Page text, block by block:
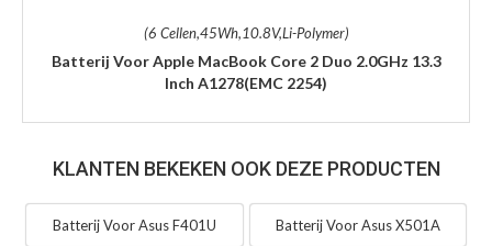
(6 Cellen,45Wh,10.8V,Li-Polymer)
Batterij Voor Apple MacBook Core 2 Duo 2.0GHz 13.3
Inch A1278(EMC 2254)
KLANTEN BEKEKEN OOK DEZE PRODUCTEN
Batterij Voor Asus F401U Batterij Voor Asus X501A